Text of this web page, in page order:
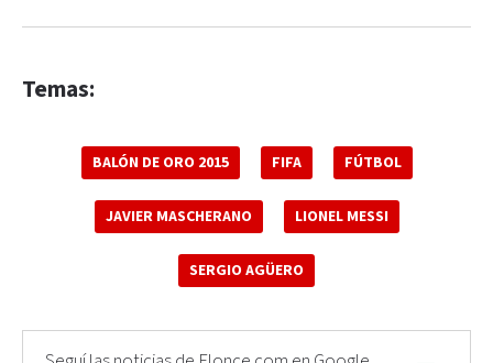
Temas:
BALÓN DE ORO 2015 FIFA FÚTBOL
JAVIER MASCHERANO LIONEL MESSI
SERGIO AGÜERO